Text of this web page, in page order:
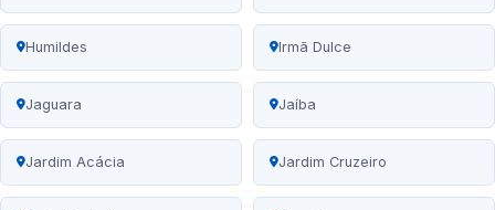
Humildes Irmã Dulce
Jaguara Jaíba
Jardim Acácia Jardim Cruzeiro